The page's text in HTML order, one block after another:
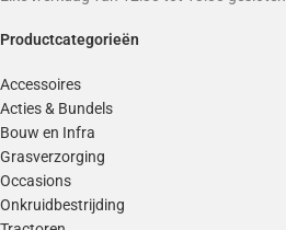
Productcategorieën
Accessoires
Acties & Bundels
Bouw en Infra
Grasverzorging
Occasions
Onkruidbestrijding